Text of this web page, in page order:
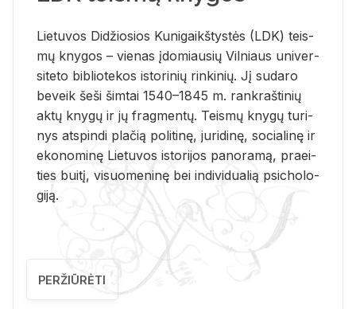
Lie­tu­vos Di­džio­sios Ku­ni­gaikš­tys­tės (LDK) teis­
mų kny­gos – vie­nas įdo­miau­sių Vil­niaus uni­ver­
si­te­to bi­b­lio­te­kos is­to­ri­nių rin­ki­nių. Jį su­da­ro
be­veik šeši šim­tai 1540–1845 m. rank­raš­ti­nių
aktų kny­gų ir jų frag­men­tų. Teis­mų kny­gų tu­ri­
nys at­spin­di pla­čią po­li­ti­nę, ju­ri­di­nę, so­cia­li­nę ir
eko­no­mi­nę Lie­tu­vos is­to­ri­jos pa­no­ra­mą, pra­ei­
ties bui­tį, vi­suo­me­ni­nę bei in­di­vi­dua­lią psi­cho­lo­
gi­ją.
PERŽIŪRĖTI